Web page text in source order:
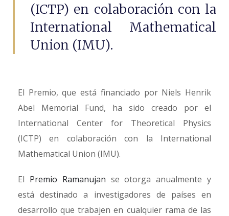
(ICTP) en colaboración con la
International Mathematical
Union (IMU).
El Premio, que está financiado por Niels Henrik
Abel Memorial Fund, ha sido creado por el
International Center for Theoretical Physics
(ICTP) en colaboración con la International
Mathematical Union (IMU).
El Premio Ramanujan se otorga anualmente y
está destinado a investigadores de países en
desarrollo que trabajen en cualquier rama de las